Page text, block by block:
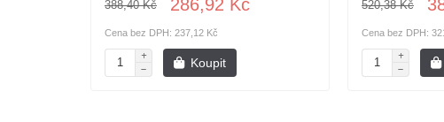
388,40 Kč 286,92 Kč
Cena bez DPH: 237,12 Kč
Koupit
520,38 Kč
Cena bez DPH: